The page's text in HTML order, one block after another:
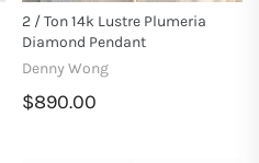
2 / Ton 14k Lustre Plumeria
Diamond Pendant
Denny Wong
$890.00